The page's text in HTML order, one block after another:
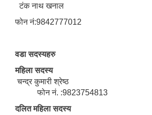
टंक नाथ खनाल
फोन नं:9842777012
वडा सदस्यहरु
महिला सदस्य
चन्द्र कुमारी श्रेष्ठ
फोन नं. :9823754813
दलित महिला सदस्य